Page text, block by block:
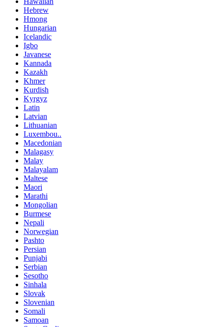
Hebrew
Hmong
Hungarian
Icelandic
Igbo
Javanese
Kannada
Kazakh
Khmer
Kurdish
Kyrgyz
Latin
Latvian
Lithuanian
Luxembou..
Macedonian
Malagasy
Malay
Malayalam
Maltese
Maori
Marathi
Mongolian
Burmese
Nepali
Norwegian
Pashto
Persian
Punjabi
Serbian
Sesotho
Sinhala
Slovak
Slovenian
Somali
Samoan